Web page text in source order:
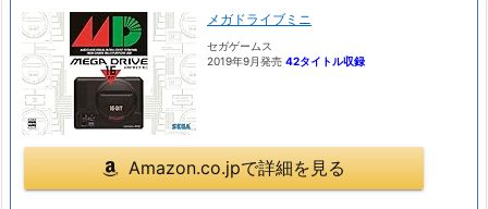
メガドライブミニ
セガゲームス
2019年9月発売 42タイトル収録
Amazon.co.jpで詳細を見る